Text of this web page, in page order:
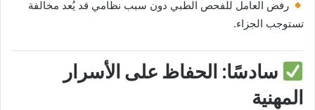
رفض العامل للفحص الطبي دون سبب نظامي قد يُعد مخالفة
تستوجب الجزاء.
سادسًا: الحفاظ على الأسرار
المهنية